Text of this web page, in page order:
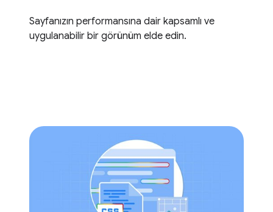
Sayfanızın performansına dair kapsamlı ve
uygulanabilir bir görünüm elde edin.